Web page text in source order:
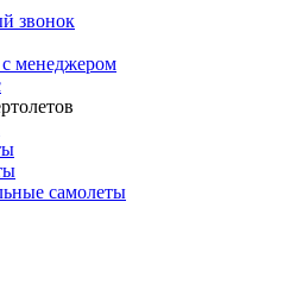
звонок
с менеджером
самолеты